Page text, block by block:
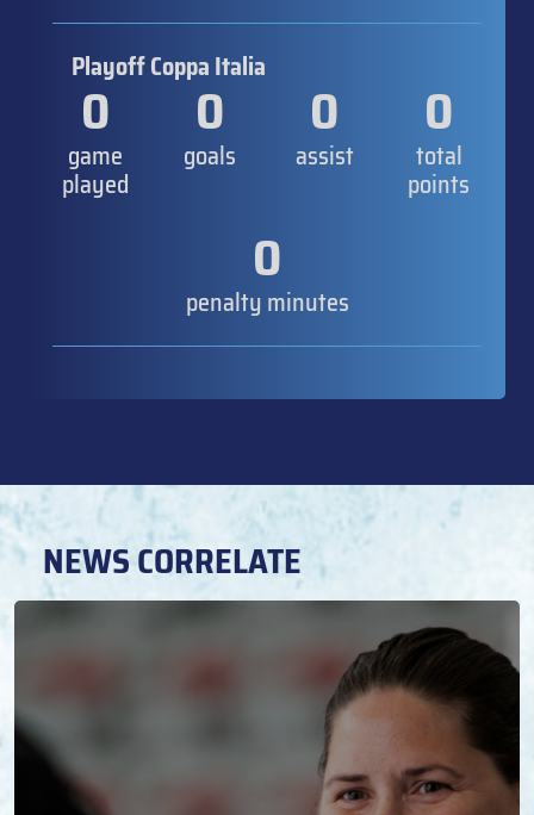
Playoff Coppa Italia
0
game
played
0
goals
0
assist
0
total
points
0
penalty minutes
NEWS CORRELATE